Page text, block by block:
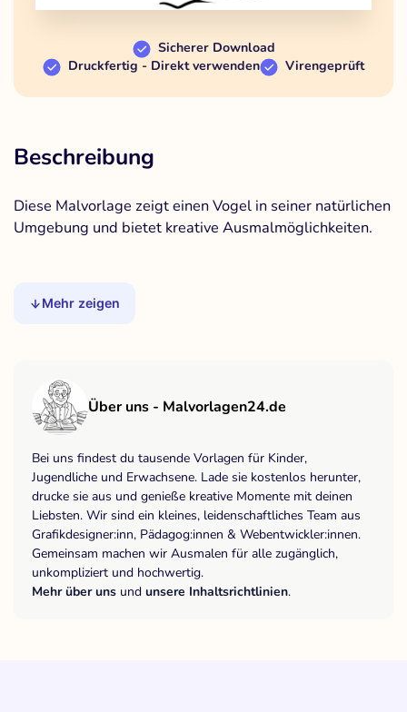
Sicherer Download
Druckfertig - Direkt verwenden
Virengeprüft
Beschreibung
Diese Malvorlage zeigt einen Vogel in seiner natürlichen
Umgebung und bietet kreative Ausmalmöglichkeiten.
Mehr zeigen
Über uns - Malvorlagen24.de
Bei uns findest du tausende Vorlagen für Kinder,
Jugendliche und Erwachsene. Lade sie kostenlos herunter,
drucke sie aus und genieße kreative Momente mit deinen
Liebsten. Wir sind ein kleines, leidenschaftliches Team aus
Grafikdesigner:inn, Pädagog:innen & Webentwickler:innen.
Gemeinsam machen wir Ausmalen für alle zugänglich,
unkompliziert und hochwertig.
Mehr über uns und unsere Inhaltsrichtlinien.